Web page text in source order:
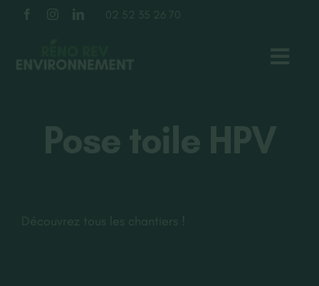
Passer
02 52 35 26 70
FAÇADEPose toile HPV
Découvrez tous les chantiers !